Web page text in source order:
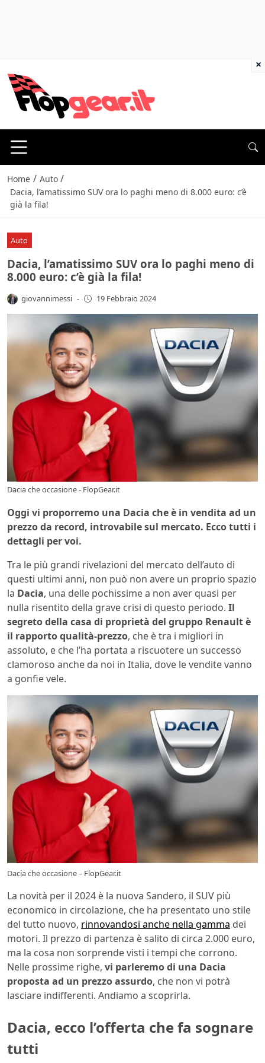
Home / Auto /
Dacia, l’amatissimo SUV ora lo paghi meno di 8.000 euro: c’è
già la fila!
Auto
Dacia, l’amatissimo SUV ora lo paghi meno di
8.000 euro: c’è già la fila!
giovannimessi - 19 Febbraio 2024
Dacia che occasione - FlopGear.it
Oggi vi proporremo una Dacia che è in vendita ad un
prezzo da record, introvabile sul mercato. Ecco tutti i
dettagli per voi.
Tra le più grandi rivelazioni del mercato dell’auto di
questi ultimi anni, non può non avere un proprio spazio
la Dacia, una delle pochissime a non aver quasi per
nulla risentito della grave crisi di questo periodo. Il
segreto della casa di proprietà del gruppo Renault è
il rapporto qualità-prezzo, che è tra i migliori in
assoluto, e che l’ha portata a riscuotere un successo
clamoroso anche da noi in Italia, dove le vendite vanno
a gonfie vele.
Dacia che occasione – FlopGear.it
La novità per il 2024 è la nuova Sandero, il SUV più
economico in circolazione, che ha presentato uno stile
del tutto nuovo, rinnovandosi anche nella gamma dei
motori. Il prezzo di partenza è salito di circa 2.000 euro,
ma la cosa non sorprende visti i tempi che corrono.
Nelle prossime righe, vi parleremo di una Dacia
proposta ad un prezzo assurdo, che non vi potrà
lasciare indifferenti. Andiamo a scoprirla.
Dacia, ecco l’offerta che fa sognare
tutti
×